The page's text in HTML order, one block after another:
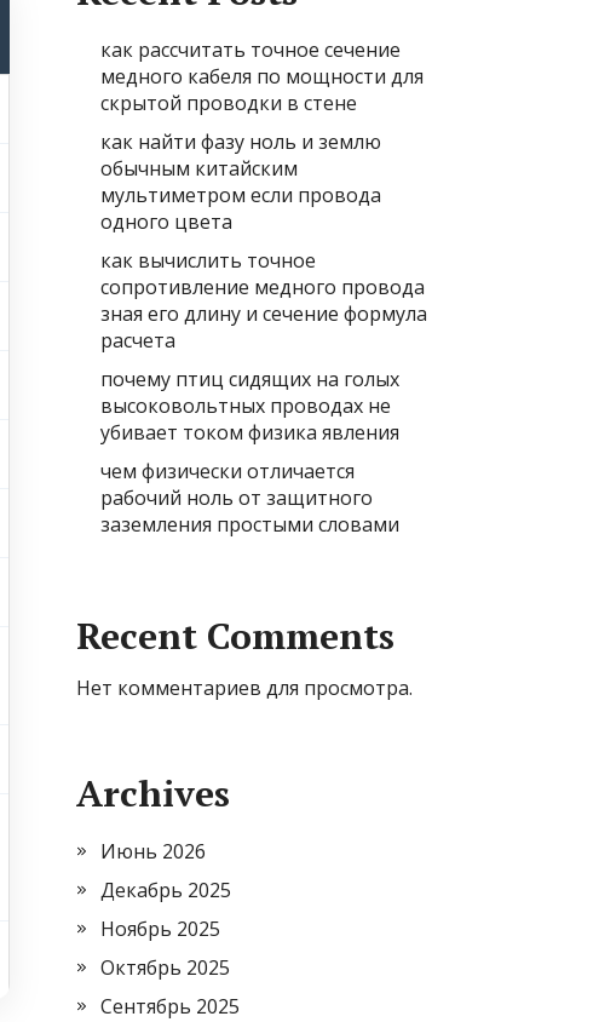
как рассчитать точное сечение
медного кабеля по мощности для
скрытой проводки в стене
как найти фазу ноль и землю
обычным китайским
мультиметром если провода
одного цвета
как вычислить точное
сопротивление медного провода
зная его длину и сечение формула
расчета
почему птиц сидящих на голых
высоковольтных проводах не
убивает током физика явления
чем физически отличается
рабочий ноль от защитного
заземления простыми словами
Recent Comments
Нет комментариев для просмотра.
Archives
Июнь 2026
Декабрь 2025
Ноябрь 2025
Октябрь 2025
Сентябрь 2025